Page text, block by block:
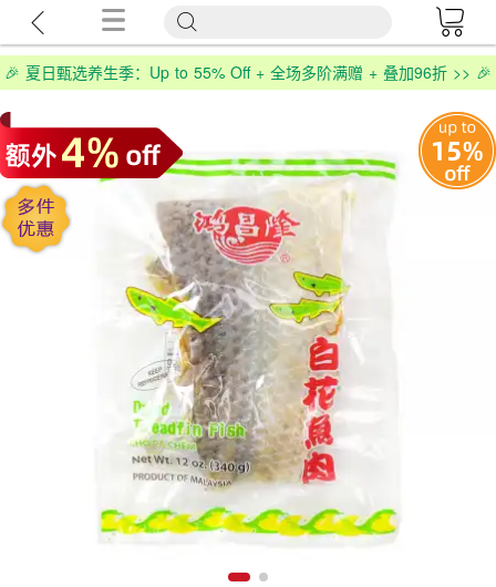
🎉 夏日甄选养生季：Up to 55% Off + 全场多阶满赠 + 叠加96折 >> 🎉